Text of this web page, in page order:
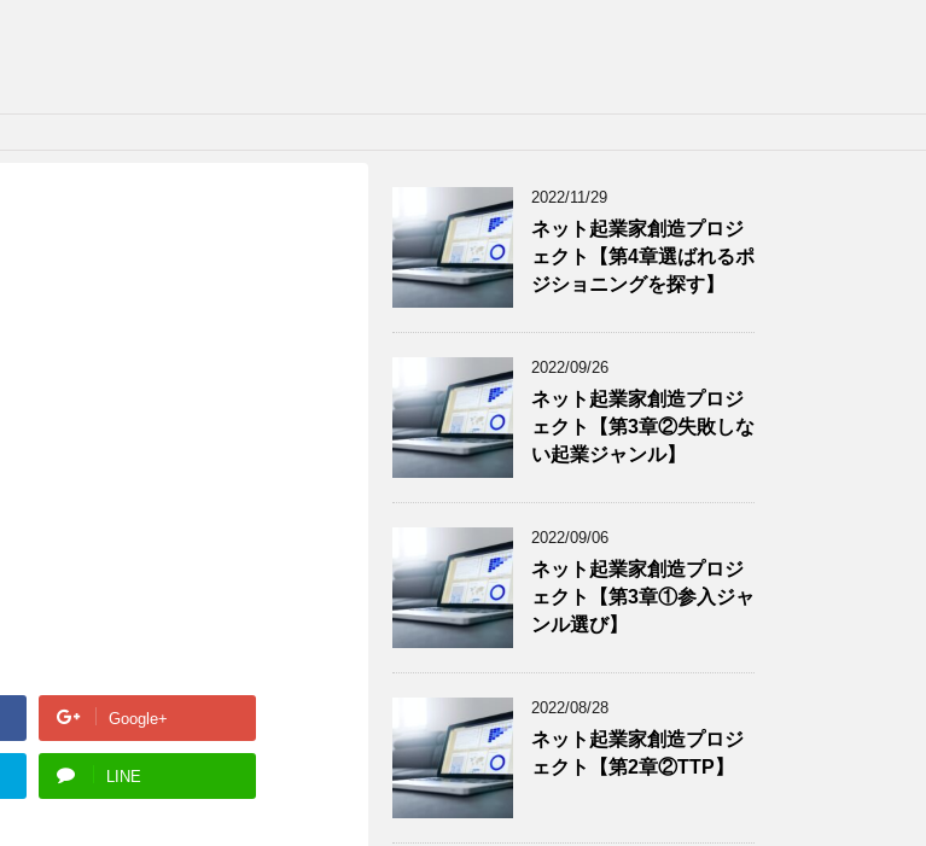
Google+
LINE
2022/11/29
ネット起業家創造プロジ
ェクト【第4章選ばれるポ
ジショニングを探す】
2022/09/26
ネット起業家創造プロジ
ェクト【第3章②失敗しな
い起業ジャンル】
2022/09/06
ネット起業家創造プロジ
ェクト【第3章①参入ジャ
ンル選び】
2022/08/28
ネット起業家創造プロジ
ェクト【第2章②TTP】